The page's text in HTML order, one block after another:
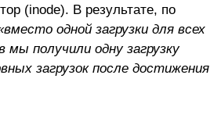
(inode). В результате, по
одной загрузки для всех
мы получили одну загрузку
загрузок после достижения